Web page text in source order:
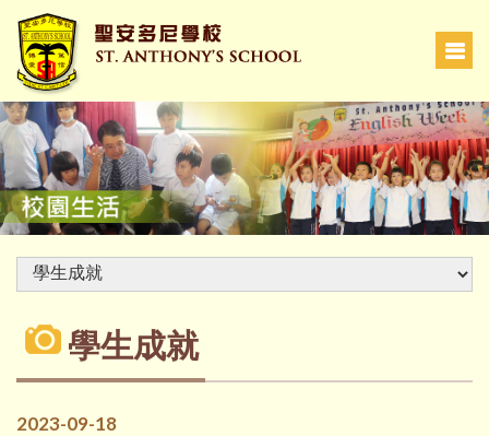
學生成就
2023-09-18